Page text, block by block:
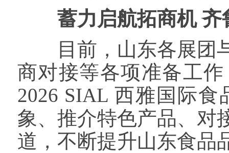
蓄力启航拓商机 齐
目前，山东各展团与
商对接等各项准备工
2026 SIAL 西雅国际
象、推介特色产品、对
道，不断提升山东食品